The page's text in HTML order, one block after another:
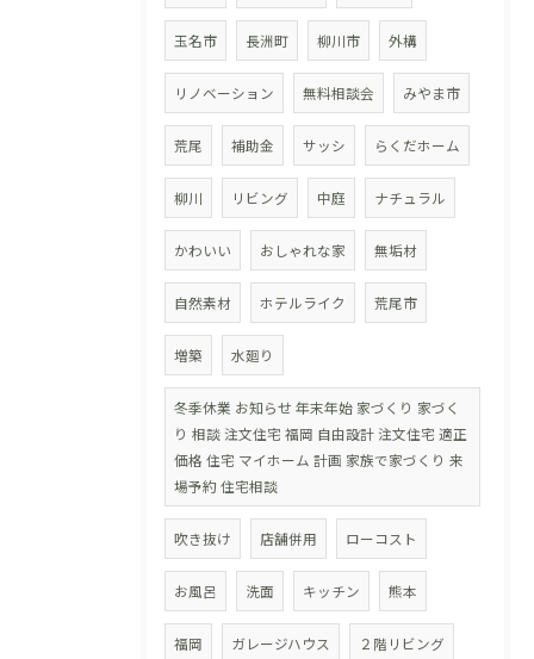
玉名市 長洲町 柳川市 外構
リノベーション 無料相談会 みやま市
荒尾 補助金 サッシ らくだホーム
柳川 リビング 中庭 ナチュラル
かわいい おしゃれな家 無垢材
自然素材 ホテルライク 荒尾市
増築 水廻り
冬季休業 お知らせ 年末年始 家づくり 家づく
り 相談 注文住宅 福岡 自由設計 注文住宅 適正
価格 住宅 マイホーム 計画 家族で家づくり 来
場予約 住宅相談
吹き抜け 店舗併用 ローコスト
お風呂 洗面 キッチン 熊本
福岡 ガレージハウス ２階リビング